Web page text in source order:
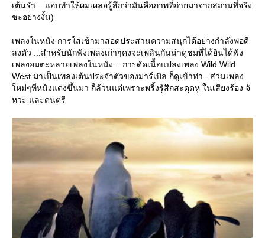
เต้นรำ ...แอบทำให้ผมเผลอรู้สึกว่ามันคือภาพที่ถ่ายมาจากสถานที่จริง
ซะอย่างงั้น)
เพลงในหนัง การใส่เข้ามาสอดประสานความสนุกได้อย่างกำลังพอดี
ลงตัว ...สำหรับนักฟังเพลงเก่าๆคงจะเพลินกันน่าดูชมที่ได้ยินได้ฟัง
เพลงอมตะหลายเพลงในหนัง ...การดัดเนื้อแปลงเพลง Wild Wild
West มาเป็นเพลงเต้นประจำตัวของมาร์เบิล ก็ดูเข้าท่า...ส่วนเพลง
หม่ๆที่หนังแต่งขึ้นมา ก็ล้วนแต่เพราะพริ้งรู้สึกสะดุดหู ในเสียงร้อง จั
หวะ และดนตรี